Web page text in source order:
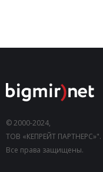
© 2000-2024,
ТОВ «КЕПРЕЙТ ПАРТНЕРС»".
Все права защищены.